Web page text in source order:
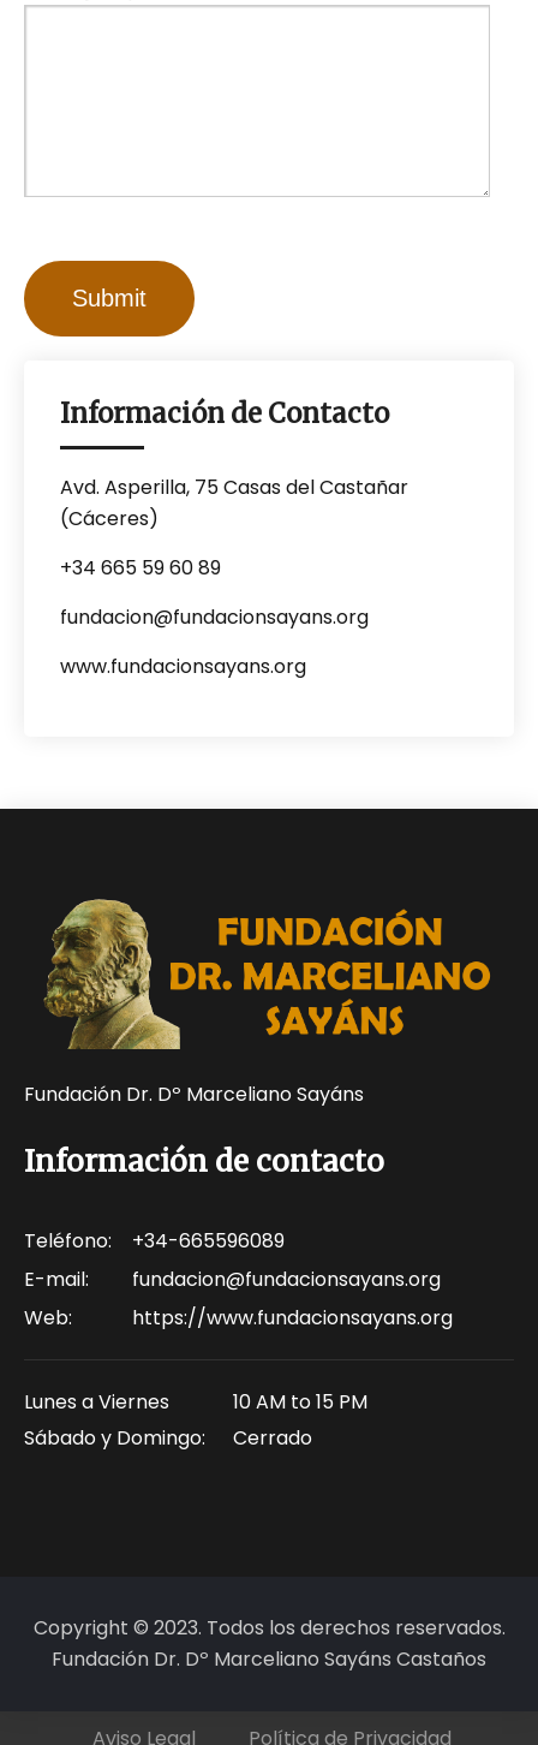
Información de Contacto
Avd. Asperilla, 75 Casas del Castañar
(Cáceres)
+34 665 59 60 89
fundacion@fundacionsayans.org
www.fundacionsayans.org
Fundación Dr. Dº Marceliano Sayáns
Información de contacto
Teléfono:
+34-665596089
E-mail:
fundacion@fundacionsayans.org
Web:
https://www.fundacionsayans.org
Lunes a Viernes
10 AM to 15 PM
Sábado y Domingo:
Cerrado
Copyright © 2023. Todos los derechos reservados.
Fundación Dr. Dº Marceliano Sayáns Castaños
Aviso Legal Política de Privacidad